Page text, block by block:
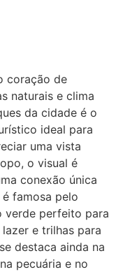
coração de
naturais e clima
da cidade é o
ideal para
uma vista
o visual é
conexão única
famosa pelo
verde perfeito para
e trilhas para
destaca ainda na
pecuária e no